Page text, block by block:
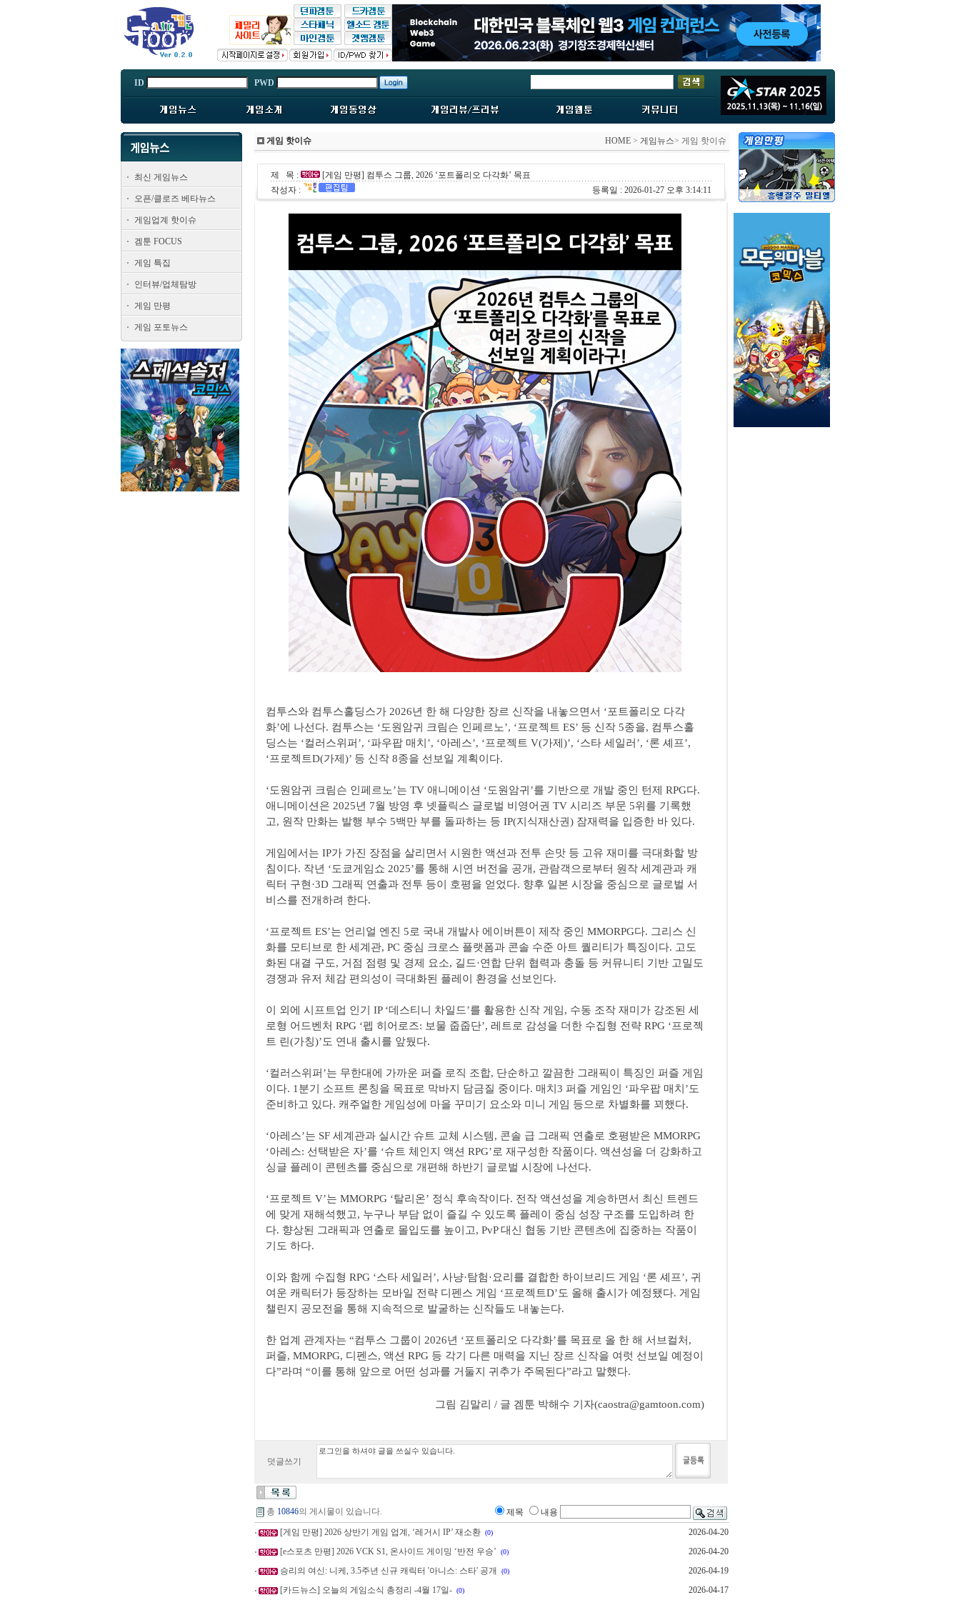
ID PWD
최신 게임뉴스
오픈/클로즈 베타뉴스
게임업계 핫이슈
겜툰 FOCUS
게임 특집
인터뷰/업체탐방
게임 만평
게임 포토뉴스
게임 핫이슈 HOME > 게임뉴스> 게임 핫이슈
제 목 :
[게임 만평] 컴투스 그룹, 2026 ‘포트폴리오 다각화’ 목표
작성자 :
등록일 : 2026-01-27 오후 3:14:11
컴투스와 컴투스홀딩스가 2026년 한 해 다양한 장르 신작을 내놓으면서 ‘포트폴리오 다각
화’에 나선다. 컴투스는 ‘도원암귀 크림슨 인페르노’, ‘프로젝트 ES’ 등 신작 5종을, 컴투스홀
딩스는 ‘컬러스위퍼’, ‘파우팝 매치’, ‘아레스’, ‘프로젝트 V(가제)’, ‘스타 세일러’, ‘론 셰프’,
‘프로젝트D(가제)’ 등 신작 8종을 선보일 계획이다.
‘도원암귀 크림슨 인페르노’는 TV 애니메이션 ‘도원암귀’를 기반으로 개발 중인 턴제 RPG다.
애니메이션은 2025년 7월 방영 후 넷플릭스 글로벌 비영어권 TV 시리즈 부문 5위를 기록했
고, 원작 만화는 발행 부수 5백만 부를 돌파하는 등 IP(지식재산권) 잠재력을 입증한 바 있다.
게임에서는 IP가 가진 장점을 살리면서 시원한 액션과 전투 손맛 등 고유 재미를 극대화할 방
침이다. 작년 ‘도쿄게임쇼 2025’를 통해 시연 버전을 공개, 관람객으로부터 원작 세계관과 캐
릭터 구현·3D 그래픽 연출과 전투 등이 호평을 얻었다. 향후 일본 시장을 중심으로 글로벌 서
비스를 전개하려 한다.
‘프로젝트 ES’는 언리얼 엔진 5로 국내 개발사 에이버튼이 제작 중인 MMORPG다. 그리스 신
화를 모티브로 한 세계관, PC 중심 크로스 플랫폼과 콘솔 수준 아트 퀄리티가 특징이다. 고도
화된 대결 구도, 거점 점령 및 경제 요소, 길드·연합 단위 협력과 충돌 등 커뮤니티 기반 고밀도
경쟁과 유저 체감 편의성이 극대화된 플레이 환경을 선보인다.
이 외에 시프트업 인기 IP ‘데스티니 차일드’를 활용한 신작 게임, 수동 조작 재미가 강조된 세
로형 어드벤처 RPG ‘펩 히어로즈: 보물 줍줍단’, 레트로 감성을 더한 수집형 전략 RPG ‘프로젝
트 린(가칭)’도 연내 출시를 앞뒀다.
‘컬러스위퍼’는 무한대에 가까운 퍼즐 로직 조합, 단순하고 깔끔한 그래픽이 특징인 퍼즐 게임
이다. 1분기 소프트 론칭을 목표로 막바지 담금질 중이다. 매치3 퍼즐 게임인 ‘파우팝 매치’도
준비하고 있다. 캐주얼한 게임성에 마을 꾸미기 요소와 미니 게임 등으로 차별화를 꾀했다.
‘아레스’는 SF 세계관과 실시간 슈트 교체 시스템, 콘솔 급 그래픽 연출로 호평받은 MMORPG
‘아레스: 선택받은 자’를 ‘슈트 체인지 액션 RPG’로 재구성한 작품이다. 액션성을 더 강화하고
싱글 플레이 콘텐츠를 중심으로 개편해 하반기 글로벌 시장에 나선다.
‘프로젝트 V’는 MMORPG ‘탈리온’ 정식 후속작이다. 전작 액션성을 계승하면서 최신 트렌드
에 맞게 재해석했고, 누구나 부담 없이 즐길 수 있도록 플레이 중심 성장 구조를 도입하려 한
다. 향상된 그래픽과 연출로 몰입도를 높이고, PvP 대신 협동 기반 콘텐츠에 집중하는 작품이
기도 하다.
이와 함께 수집형 RPG ‘스타 세일러’, 사냥·탐험·요리를 결합한 하이브리드 게임 ‘론 셰프’, 귀
여운 캐릭터가 등장하는 모바일 전략 디펜스 게임 ‘프로젝트D’도 올해 출시가 예정됐다. 게임
챌린지 공모전을 통해 지속적으로 발굴하는 신작들도 내놓는다.
한 업계 관계자는 “컴투스 그룹이 2026년 ‘포트폴리오 다각화’를 목표로 올 한 해 서브컬처,
퍼즐, MMORPG, 디펜스, 액션 RPG 등 각기 다른 매력을 지닌 장르 신작을 여럿 선보일 예정이
다”라며 “이를 통해 앞으로 어떤 성과를 거둘지 귀추가 주목된다”라고 말했다.
그림 김말리 / 글 겜툰 박해수 기자(caostra@gamtoon.com)
덧글쓰기
총 10846의 게시물이 있습니다. 제목
내용
[게임 만평] 2026 상반기 게임 업계, ‘레거시 IP’ 재소환 (0)
2026-04-20
[e스포츠 만평] 2026 VCK S1, 온사이드 게이밍 ‘반전 우승’
(0)
2026-04-20
승리의 여신: 니케, 3.5주년 신규 캐릭터 '아니스: 스타' 공개
(0)
2026-04-19
[카드뉴스] 오늘의 게임소식 총정리 -4월 17일- (0) 2026-04-17